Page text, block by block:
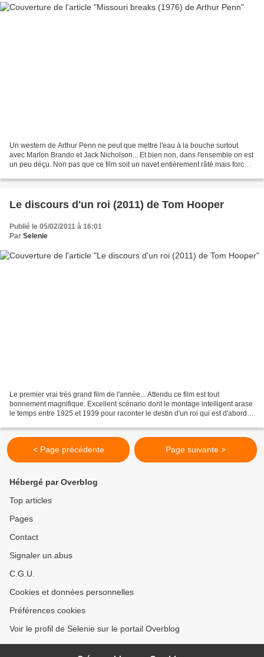
Un western de Arthur Penn ne peut que mettre l'eau à la bouche surtout
avec Marlon Brando et Jack Nicholson... Et bien non, dans l'ensemble on est
un peu déçu. Non pas que ce film soit un navet entièrement râté mais force
Le discours d'un roi (2011) de Tom Hooper
Publié le 05/02/2011 à 16:01
Par Selenie
Le premier vrai très grand film de l'année... Attendu ce film est tout
bonnement magnifique. Excellent scénario dont le montage intelligent arase
le temps entre 1925 et 1939 pour raconter le destin d'un roi qui est d'abord
< Page précédente Page suivante >
Hébergé par Overblog
Top articles
Pages
Contact
Signaler un abus
C.G.U.
Cookies et données personnelles
Préférences cookies
Voir le profil de Selenie sur le portail Overblog